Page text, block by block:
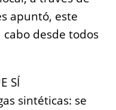
apuntó, este
desde todos
SÍ
sintéticas: se